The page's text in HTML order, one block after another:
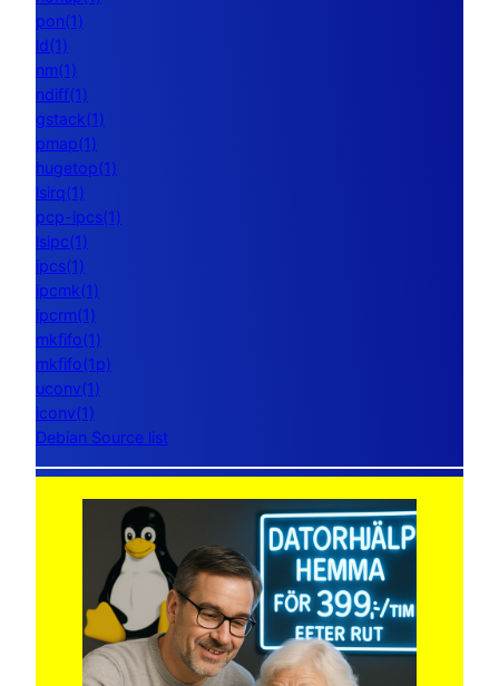
pon(1)
ld(1)
nm(1)
ndiff(1)
gstack(1)
pmap(1)
hugetop(1)
lsirq(1)
pcp-ipcs(1)
lsipc(1)
ipcs(1)
ipcmk(1)
ipcrm(1)
mkfifo(1)
mkfifo(1p)
uconv(1)
iconv(1)
Debian Source list